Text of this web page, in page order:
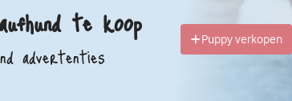
te koop
advertenties Puppy verkopen